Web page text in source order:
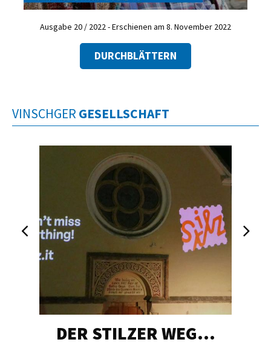
Ausgabe 20 / 2022 - Erschienen am 8. November 2022
DURCHBLÄTTERN
VINSCHGER GESELLSCHAFT
DER STILZER WEG…